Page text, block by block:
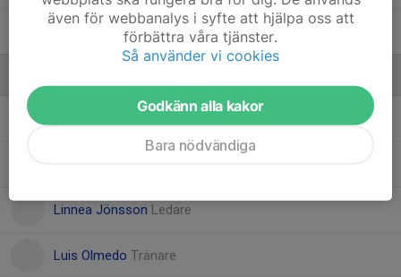
William Jönsson
Linnea Jönsson Ledare
Luis Olmedo Tränare
även för webbanalys i syfte att hjälpa oss att
förbättra våra tjänster.
Så använder vi cookies
Godkänn alla kakor
Bara nödvändiga